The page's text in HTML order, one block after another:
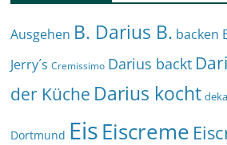
Ausgehen B. Darius B. backen
Jerry´s Cremissimo Darius backt
der Küche Darius kocht
Dortmund EisEiscreme